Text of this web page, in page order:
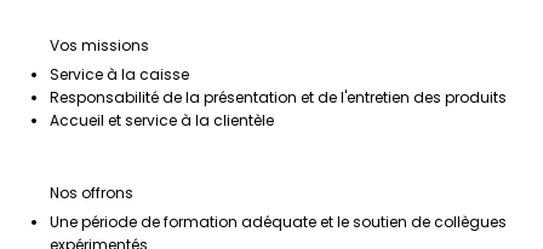
Vos missions
Service à la caisse
Responsabilité de la présentation et de l'entretien des produits
Accueil et service à la clientèle
Nos offrons
Une période de formation adéquate et le soutien de collègues